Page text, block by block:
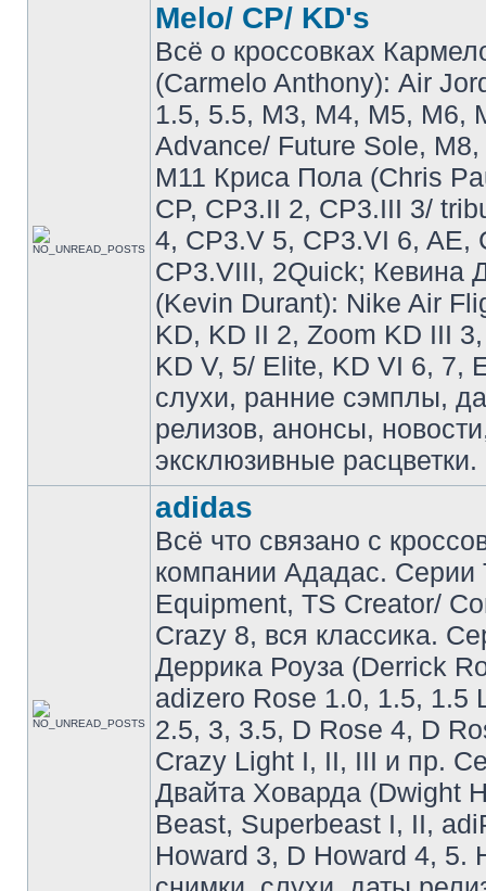
Melo/ CP/ KD's
Всё о кроссовках
(Carmelo Anthony): Air
1.5, 5.5, M3, M4, M5, M6,
Advance/ Future Sole,
M11 Криса Пола (Chris
CP, CP3.II 2, CP3.III 3/
4, CP3.V 5, CP3.VI 6, AE,
CP3.VIII, 2Quick; Кевина
(Kevin Durant): Nike Air
KD, KD II 2, Zoom KD III
KD V, 5/ Elite, KD VI 6, 7,
слухи, ранние сэмплы,
релизов, анонсы,
эксклюзивные расцветки.
adidas
Всё что связано с
компании Ададас. Серии
Equipment, TS Creator/
Crazy 8, вся классика.
Деррика Роуза (Derrick
adizero Rose 1.0, 1.5, 1.5
2.5, 3, 3.5, D Rose 4, D
Crazy Light I, II, III и пр.
Двайта Ховарда (Dwight
Beast, Superbeast I, II,
Howard 3, D Howard 4, 5.